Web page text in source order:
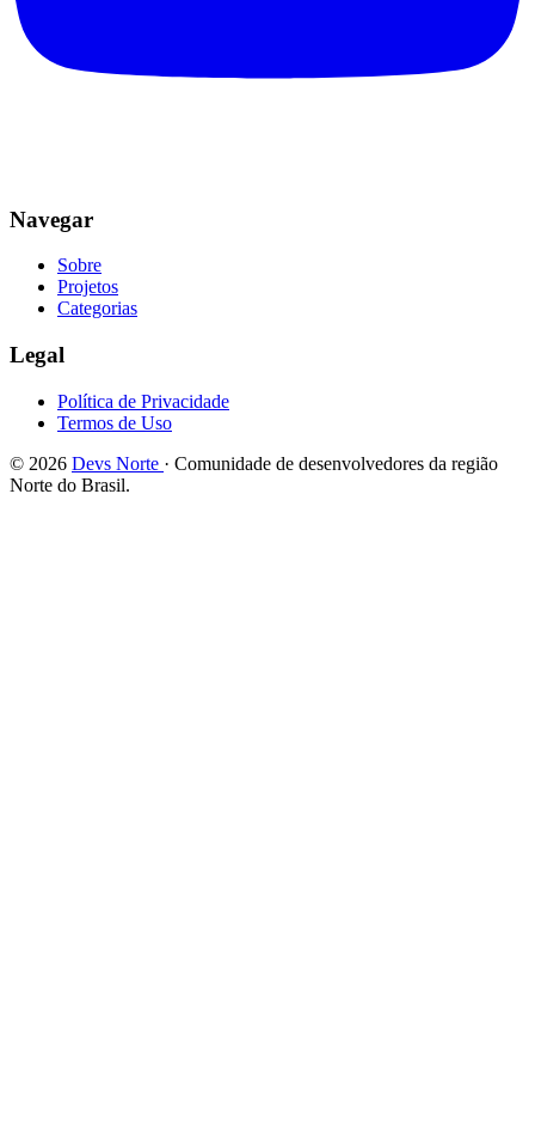
Navegar
Sobre
Projetos
Categorias
Legal
Política de Privacidade
Termos de Uso
© 2026 Devs Norte · Comunidade de desenvolvedores da região
Norte do Brasil.